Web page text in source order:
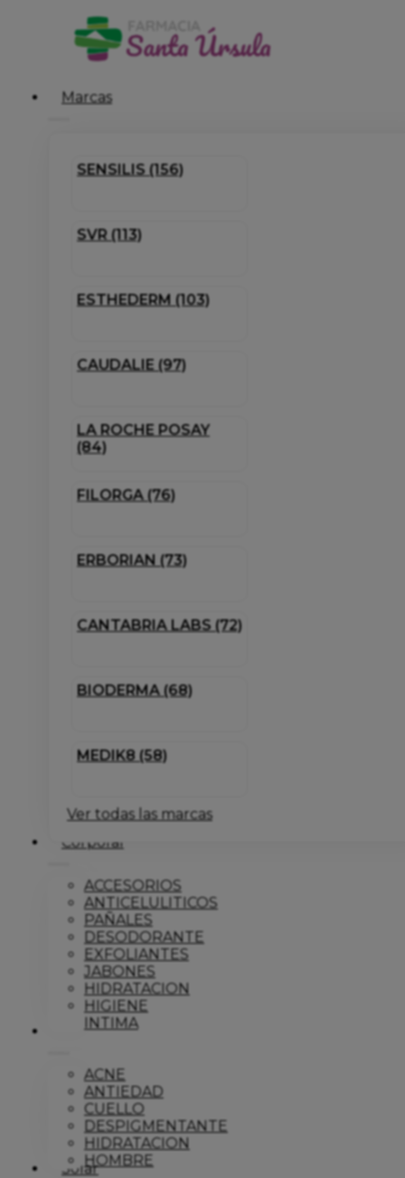
Marcas
SENSILIS (156)
SVR (113)
ESTHEDERM (103)
CAUDALIE (97)
LA ROCHE POSAY
(84)
FILORGA (76)
ERBORIAN (73)
CANTABRIA LABS (72)
BIODERMA (68)
MEDIK8 (58)
Ver todas las marcas
Corporal
ACCESORIOS
ANTICELULITICOS
PAÑALES
DESODORANTE
EXFOLIANTES
JABONES
HIDRATACION
HIGIENE
INTIMA
Dermo
ACNE
ANTIEDAD
CUELLO
DESPIGMENTANTE
HIDRATACION
HOMBRE
Solar